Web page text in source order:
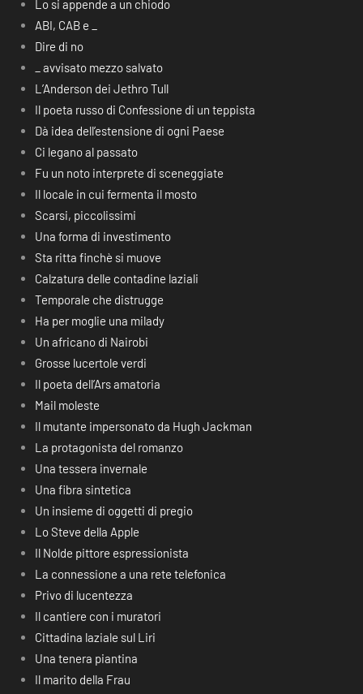
Lo si appende a un chiodo
ABI, CAB e _
Dire di no
_ avvisato mezzo salvato
L’Anderson dei Jethro Tull
Il poeta russo di Confessione di un teppista
Dà idea dell’estensione di ogni Paese
Ci legano al passato
Fu un noto interprete di sceneggiate
Il locale in cui fermenta il mosto
Scarsi, piccolissimi
Una forma di investimento
Sta ritta finchè si muove
Calzatura delle contadine laziali
Temporale che distrugge
Ha per moglie una milady
Un africano di Nairobi
Grosse lucertole verdi
Il poeta dell’Ars amatoria
Mail moleste
Il mutante impersonato da Hugh Jackman
La protagonista del romanzo
Una tessera invernale
Una fibra sintetica
Un insieme di oggetti di pregio
Lo Steve della Apple
Il Nolde pittore espressionista
La connessione a una rete telefonica
Privo di lucentezza
Il cantiere con i muratori
Cittadina laziale sul Liri
Una tenera piantina
Il marito della Frau